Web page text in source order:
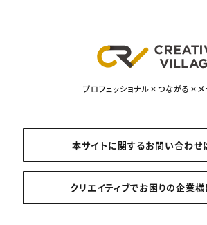
プロフェッショナル×つながる×メ
本サイトに関するお問い合わせ
クリエイティブでお困りの企業様